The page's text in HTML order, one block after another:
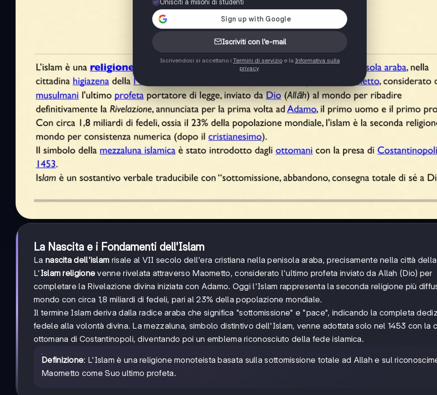
Unisciti a milioni di studenti
Iscriviti con l'e-mail
Iscrivendosi si accettano i Termini di servizioe la Informativa sulla
privacy.
La Nascita e i Fondamenti dell'Islam
La nascita dell'islam risale al VII secolo dell'era cristiana nella penisola araba, precisamente nella città
L'Islam religione venne rivelata attraverso Maometto, considerato l'ultimo profeta inviato da Allah (Dio) per
completare la Rivelazione divina iniziata con Adamo. Oggi l'Islam rappresenta la seconda religione più
mondo con circa 1,8 miliardi di fedeli, pari al 23% della popolazione mondiale.
Il termine Islam deriva dalla radice araba che significa "sottomissione" e "pace", indicando la completa
fedele alla volontà divina. La mezzaluna, simbolo distintivo dell'Islam, venne adottata solo nel 1453 con la
ottomana di Costantinopoli, diventando poi un emblema riconosciuto della fede islamica.
Definizione: L'Islam è una religione monoteista basata sulla sottomissione totale ad Allah e sul
Maometto come Suo ultimo profeta.